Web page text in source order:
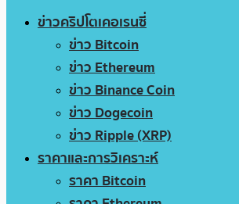
ข่าวคริปโตเคอเรนซี่
ข่าว Bitcoin
ข่าว Ethereum
ข่าว Binance Coin
ข่าว Dogecoin
ข่าว Ripple (XRP)
ราคาและการวิเคราะห์
ราคา Bitcoin